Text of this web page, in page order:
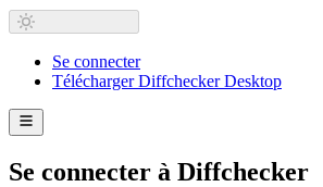
Se connecter
Télécharger Diffchecker Desktop
Se connecter à Diffchecker